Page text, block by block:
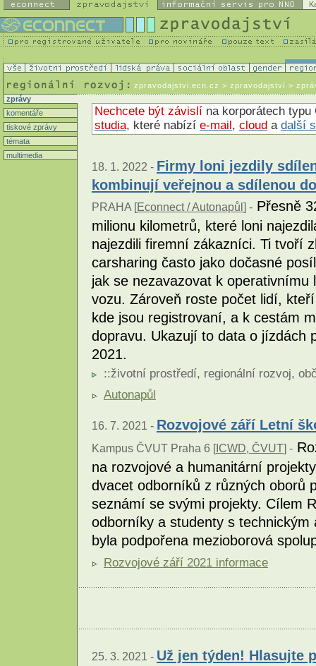
zpravodajstvi.ecn.cz > zpravodajství >
zprávy
komentáře
tiskové zprávy
témata
multimedia
Nechcete být závislí na korporátech
studia, které nabízí e-mail, cloud a další
18. 1. 2022 - Firmy loni jezdily
kombinují veřejnou a sdílenou
PRAHA [Econnect / Autonapůl ] - Přesně
milionu kilometrů, které loni
najezdili firemní zákazníci. Ti tvoří
carsharing často jako dočasné
jak se nezavazovat k operativnímu
vozu. Zároveň roste počet lidí,
kde jsou registrovaní, a k cestám
dopravu. Ukazují to data o jízdách
2021.
::životní prostředí, regionální rozvoj,
Autonapůl
16. 7. 2021 - Rozvojové září Letní
Kampus ČVUT Praha 6 [ICWD, ČVUT] -
na rozvojové a humanitární
dvacet odborníků z různých oborů
seznámí se svými projekty. Cílem
odborníky a studenty s
byla podpořena mezioborová
Rozvojové září 2021 informace
25. 3. 2021 - Už jen týden! Hlasujte